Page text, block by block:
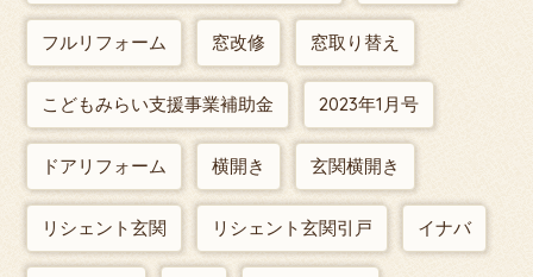
フルリフォーム 窓改修 窓取り替え
こどもみらい支援事業補助金 2023年1月号
ドアリフォーム 横開き 玄関横開き
リシェント玄関 リシェント玄関引戸 イナバ